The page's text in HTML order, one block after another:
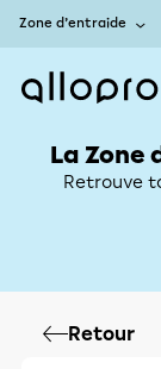
Zone d’entraide
La Zone
Retrouve
Retour